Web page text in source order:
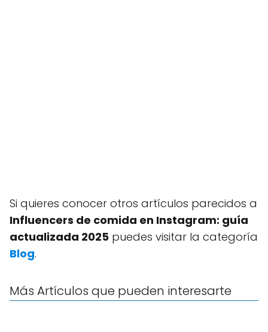
Si quieres conocer otros artículos parecidos a
Influencers de comida en Instagram: guía
actualizada 2025 puedes visitar la categoría
Blog.
Más Artículos que pueden interesarte